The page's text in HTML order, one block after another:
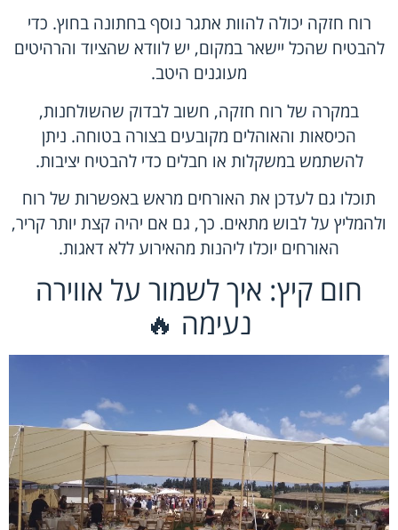
רוח חזקה יכולה להוות אתגר נוסף בחתונה בחוץ. כדי
להבטיח שהכל יישאר במקום, יש לוודא שהציוד והרהיטים
מעוגנים היטב.
במקרה של רוח חזקה, חשוב לבדוק שהשולחנות,
הכיסאות והאוהלים מקובעים בצורה בטוחה. ניתן
להשתמש במשקלות או חבלים כדי להבטיח יציבות.
תוכלו גם לעדכן את האורחים מראש באפשרות של רוח
ולהמליץ על לבוש מתאים. כך, גם אם יהיה קצת יותר קריר,
האורחים יוכלו ליהנות מהאירוע ללא דאגות.
חום קיץ: איך לשמור על אווירה
נעימה 🔥